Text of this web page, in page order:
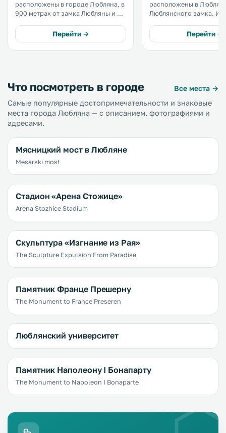
расположены в городе Любляна, в
900 метрах от замка Любляны и в
разрешено проживание с
домашними животными. До
Перейти →
расположены в
Люблянского замка. Из окон
услугам гостей
на всей территории. Среди
удобств гостиный
Перейти →
Что посмотреть в городе
Все места →
Самые популярные достопримечательности и знаковые
места города Любляна — с описанием, фотографиями и
адресами.
Мясницкий мост в Любляне
Mesarski most
Стадион «Арена Стожице»
Arena Stozhice Stadium
Скульптура «Изгнание из Рая»
The Sculpture Expulsion From Paradise
Памятник Франце Прешерну
The Monument to France Preseren
Люблянский университет
Памятник Наполеону I Бонапарту
The Monument to Napoleon I Bonaparte